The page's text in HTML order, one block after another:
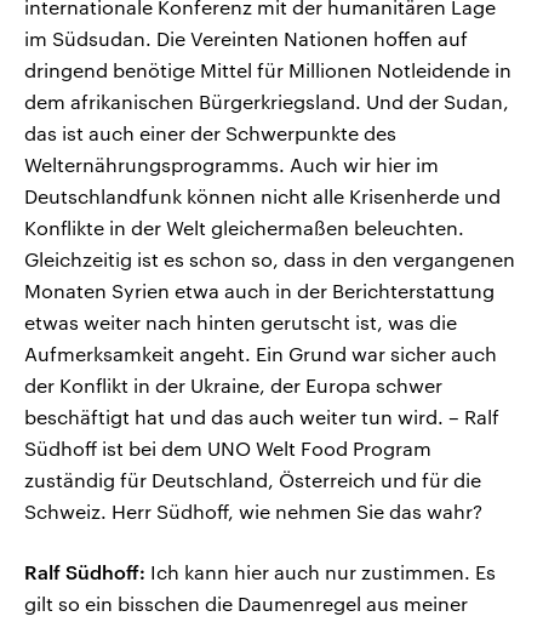
internationale Konferenz mit der humanitären Lage
im Südsudan. Die Vereinten Nationen hoffen auf
dringend benötige Mittel für Millionen Notleidende in
dem afrikanischen Bürgerkriegsland. Und der Sudan,
das ist auch einer der Schwerpunkte des
Welternährungsprogramms. Auch wir hier im
Deutschlandfunk können nicht alle Krisenherde und
Konflikte in der Welt gleichermaßen beleuchten.
Gleichzeitig ist es schon so, dass in den vergangenen
Monaten Syrien etwa auch in der Berichterstattung
etwas weiter nach hinten gerutscht ist, was die
Aufmerksamkeit angeht. Ein Grund war sicher auch
der Konflikt in der Ukraine, der Europa schwer
beschäftigt hat und das auch weiter tun wird. – Ralf
Südhoff ist bei dem UNO Welt Food Program
zuständig für Deutschland, Österreich und für die
Schweiz. Herr Südhoff, wie nehmen Sie das wahr?
Ralf Südhoff: Ich kann hier auch nur zustimmen. Es
gilt so ein bisschen die Daumenregel aus meiner